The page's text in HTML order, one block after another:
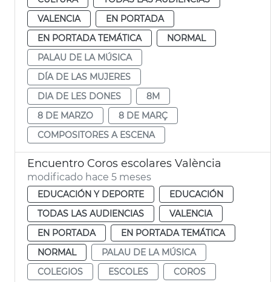
VALENCIA
EN PORTADA
EN PORTADA TEMÁTICA
NORMAL
PALAU DE LA MÚSICA
DÍA DE LAS MUJERES
DIA DE LES DONES
8M
8 DE MARZO
8 DE MARÇ
COMPOSITORES A ESCENA
Encuentro Coros escolares València
modificado hace 5 meses
EDUCACIÓN Y DEPORTE
EDUCACIÓN
TODAS LAS AUDIENCIAS
VALENCIA
EN PORTADA
EN PORTADA TEMÁTICA
NORMAL
PALAU DE LA MÚSICA
COLEGIOS
ESCOLES
COROS